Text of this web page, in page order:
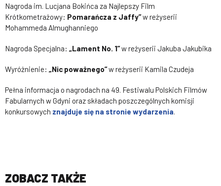
Nagroda im. Lucjana Bokińca za Najlepszy Film
Krótkometrażowy: Pomarańcza z Jaffy”w reżyserii
Mohammeda Almughanniego
Nagroda Specjalna: „Lament No. 1”w reżyserii Jakuba Jakubika
Wyróżnienie: „Nic poważnego”w reżyserii Kamila Czudeja
Pełna informacja o nagrodach na 49. Festiwalu Polskich Filmów
Fabularnych w Gdyni oraz składach poszczególnych komisji
konkursowych znajduje się na stronie wydarzenia.
ZOBACZ TAKŻE